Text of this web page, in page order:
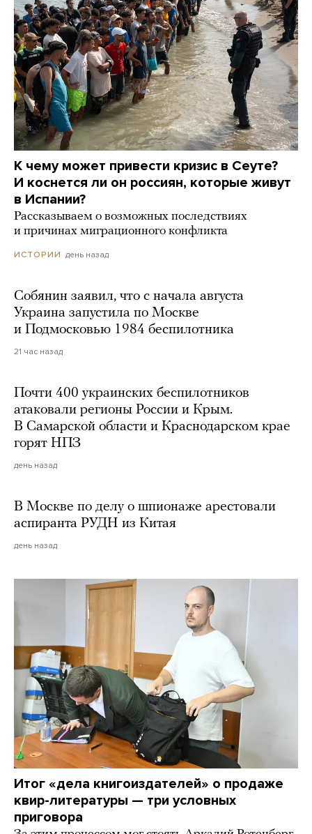
К чему может привести кризис в Сеуте?
И коснется ли он россиян, которые живут
в Испании?
Рассказываем о возможных последствиях
и причинах миграционного конфликта
ИСТОРИИ день назад
Собянин заявил, что с начала августа
Украина запустила по Москве
и Подмосковью 1984 беспилотника
21 час назад
Почти 400 украинских беспилотников
атаковали регионы России и Крым.
В Самарской области и Краснодарском крае
горят НПЗ
день назад
В Москве по делу о шпионаже арестовали
аспиранта РУДН из Китая
день назад
Итог «дела книгоиздателей» о продаже
квир-литературы — три условных
приговора